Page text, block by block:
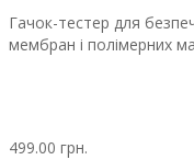
Гачок-тестер для
мембран і полімерних
499.00 грн.